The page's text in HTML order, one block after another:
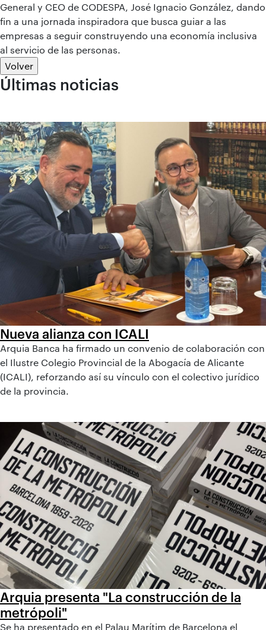
General y CEO de CODESPA, José Ignacio González, dando
fin a una jornada inspiradora que busca guiar a las
empresas a seguir construyendo una economía inclusiva
al servicio de las personas.
Volver
Últimas noticias
Nueva alianza con ICALI
Arquia Banca ha firmado un convenio de colaboración con
el Ilustre Colegio Provincial de la Abogacía de Alicante
(ICALI), reforzando así su vínculo con el colectivo jurídico
de la provincia.
Arquia presenta "La construcción de la
metrópoli"
Se ha presentado en el Palau Marítim de Barcelona el